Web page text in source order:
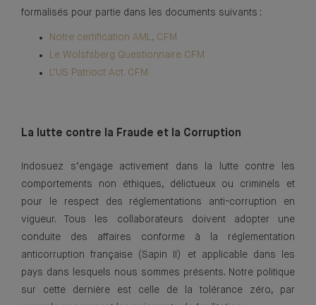
formalisés pour partie dans les documents suivants :
Notre certification AML, CFM
Le Wolsfsberg Questionnaire CFM
L’US Patrioct Act. CFM
La lutte contre la Fraude et la Corruption
Indosuez s’engage activement dans la lutte contre les
comportements non éthiques, délictueux ou criminels et
pour le respect des réglementations anti-corruption en
vigueur. Tous les collaborateurs doivent adopter une
conduite des affaires conforme à la réglementation
anticorruption française (Sapin II) et applicable dans les
pays dans lesquels nous sommes présents. Notre politique
sur cette dernière est celle de la tolérance zéro, par